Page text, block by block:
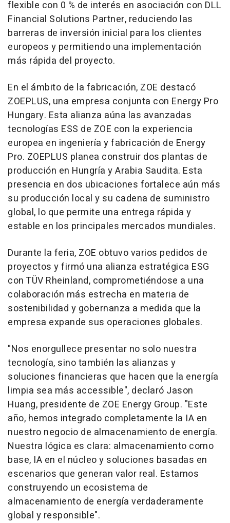
flexible con 0 % de interés en asociación con DLL
Financial Solutions Partner, reduciendo las
barreras de inversión inicial para los clientes
europeos y permitiendo una implementación
más rápida del proyecto.
En el ámbito de la fabricación, ZOE destacó
ZOEPLUS, una empresa conjunta con Energy Pro
Hungary. Esta alianza aúna las avanzadas
tecnologías ESS de ZOE con la experiencia
europea en ingeniería y fabricación de Energy
Pro. ZOEPLUS planea construir dos plantas de
producción en Hungría y Arabia Saudita. Esta
presencia en dos ubicaciones fortalece aún más
su producción local y su cadena de suministro
global, lo que permite una entrega rápida y
estable en los principales mercados mundiales.
Durante la feria, ZOE obtuvo varios pedidos de
proyectos y firmó una alianza estratégica ESG
con TÜV Rheinland, comprometiéndose a una
colaboración más estrecha en materia de
sostenibilidad y gobernanza a medida que la
empresa expande sus operaciones globales.
"Nos enorgullece presentar no solo nuestra
tecnología, sino también las alianzas y
soluciones financieras que hacen que la energía
limpia sea más accessible", declaró Jason
Huang, presidente de ZOE Energy Group. "Este
año, hemos integrado completamente la IA en
nuestro negocio de almacenamiento de energía.
Nuestra lógica es clara: almacenamiento como
base, IA en el núcleo y soluciones basadas en
escenarios que generan valor real. Estamos
construyendo un ecosistema de
almacenamiento de energía verdaderamente
global y responsible".